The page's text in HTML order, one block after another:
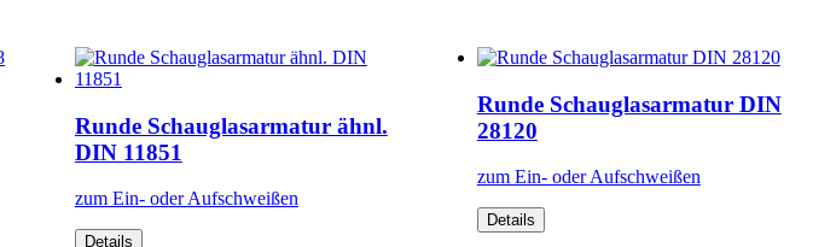
Runde Schauglasarmatur ähnl.
DIN 11851
zum Ein- oder Aufschweißen
Details
Runde Schauglasarmatur DIN
28120
zum Ein- oder Aufschweißen
Details